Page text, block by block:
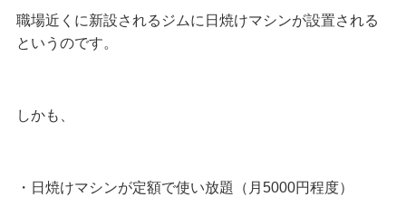
職場近くに新設されるジムに日焼けマシンが設置される
というのです。
しかも、
・日焼けマシンが定額で使い放題（月5000円程度）